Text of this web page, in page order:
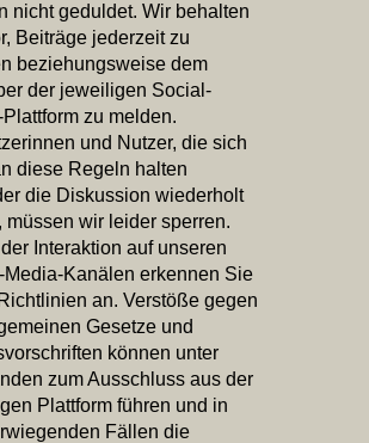
nicht geduldet. Wir behalten
Beiträge jederzeit zu
beziehungsweise dem
der jeweiligen Social‐
zu melden.
und Nutzer, die sich
diese Regeln halten
die Diskussion wiederholt
müssen wir leider sperren.
Interaktion auf unseren
erkennen Sie
an. Verstöße gegen
Gesetze und
können unter
zum Ausschluss aus der
Plattform führen und in
Fällen die